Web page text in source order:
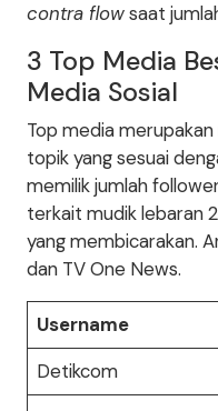
contra flowsaat
3 Top Media
Media Sosial
Top media
topik yang sesuai
memilik jumlah
terkait mudik lebaran
yang membicarakan.
dan TV One News.
Username
Detikcom